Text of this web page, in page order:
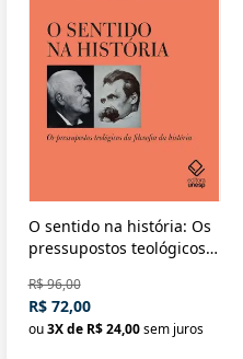
O sentido na história: Os
pressupostos teológicos
R$ 96,00
R$ 72,00
ou 3X de R$ 24,00 sem juros